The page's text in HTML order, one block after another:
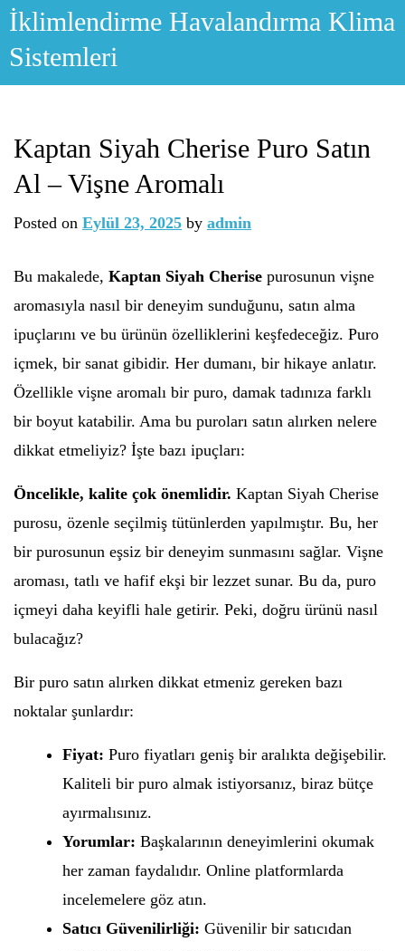
Skip
content
İklimlendirme Havalandırma Klima
Sistemleri
Kaptan Siyah Cherise Puro Satın
Al – Vişne Aromalı
Posted on Eylül 23, 2025 by admin
Bu makalede, Kaptan Siyah Cherise purosunun vişne
aromasıyla nasıl bir deneyim sunduğunu, satın alma
ipuçlarını ve bu ürünün özelliklerini keşfedeceğiz. Puro
içmek, bir sanat gibidir. Her dumanı, bir hikaye anlatır.
Özellikle vişne aromalı bir puro, damak tadınıza farklı
bir boyut katabilir. Ama bu puroları satın alırken nelere
dikkat etmeliyiz? İşte bazı ipuçları:
Öncelikle, kalite çok önemlidir. Kaptan Siyah Cherise
purosu, özenle seçilmiş tütünlerden yapılmıştır. Bu, her
bir purosunun eşsiz bir deneyim sunmasını sağlar. Vişne
aroması, tatlı ve hafif ekşi bir lezzet sunar. Bu da, puro
içmeyi daha keyifli hale getirir. Peki, doğru ürünü nasıl
bulacağız?
Bir puro satın alırken dikkat etmeniz gereken bazı
noktalar şunlardır:
Fiyat: Puro fiyatları geniş bir aralıkta değişebilir.
Kaliteli bir puro almak istiyorsanız, biraz bütçe
ayırmalısınız.
Yorumlar: Başkalarının deneyimlerini okumak
her zaman faydalıdır. Online platformlarda
incelemelere göz atın.
Satıcı Güvenilirliği: Güvenilir bir satıcıdan